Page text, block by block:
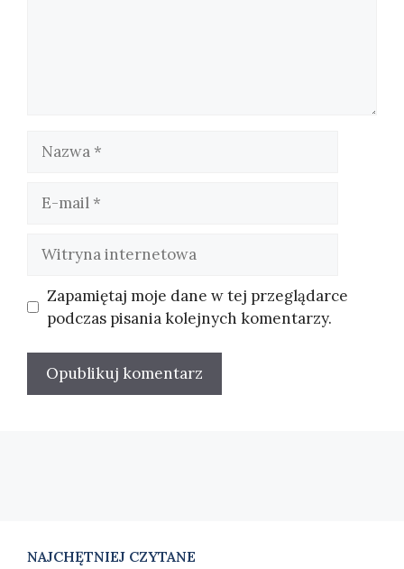
mail
internetowa
Zapamiętaj moje dane w tej przeglądarce
podczas pisania kolejnych komentarzy.
NAJCHĘTNIEJ CZYTANE